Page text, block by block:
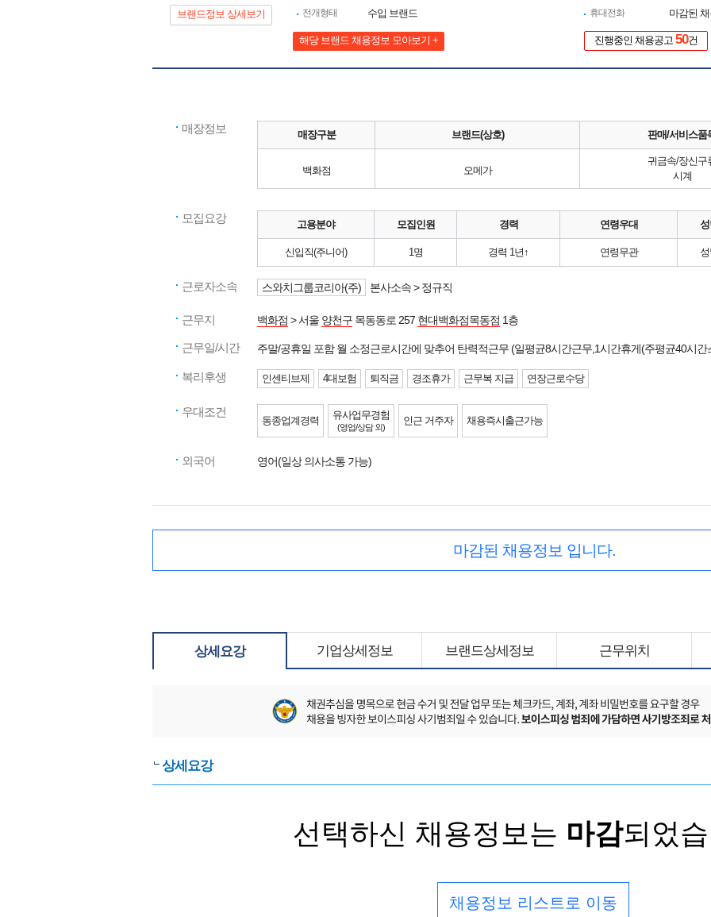
브랜드정보 상세보기 전개형태 수입 브랜드
해당 브랜드 채용정보 모아보기 +
휴대전화 마감된
진행중인 채용공고 50건
매장정보 매장구분 브랜드(상호) 판매/서비스품
백화점 오메가
귀금속/장신구
시계
모집요강 고용분야 모집인원 경력 연령우대
신입직(주니어) 1명 경력 1년↑ 연령무관
근로자소속 스와치그룹코리아(주) 본사소속 > 정규직
근무지 백화점 > 서울 양천구 목동동로 257 현대백화점목동점 1층
근무일/시간 주말/공휴일 포함 월 소정근로시간에 맞추어 탄력적근무 (일평균8시간근무,1시간휴게(주평균40시간
복리후생 인센티브제 4대보험 퇴직금 경조휴가 근무복 지급 연장근로수당
우대조건
동종업계경력 유사업무경험
(영업/상담 외)
인근 거주자 채용즉시출근가능
외국어 영어(일상 의사소통 가능)
마감된 채용정보 입니다.
상세요강 기업상세정보 브랜드상세정보 근무위치
상세요강
선택하신 채용정보는 마감되었
채용정보 리스트로 이동